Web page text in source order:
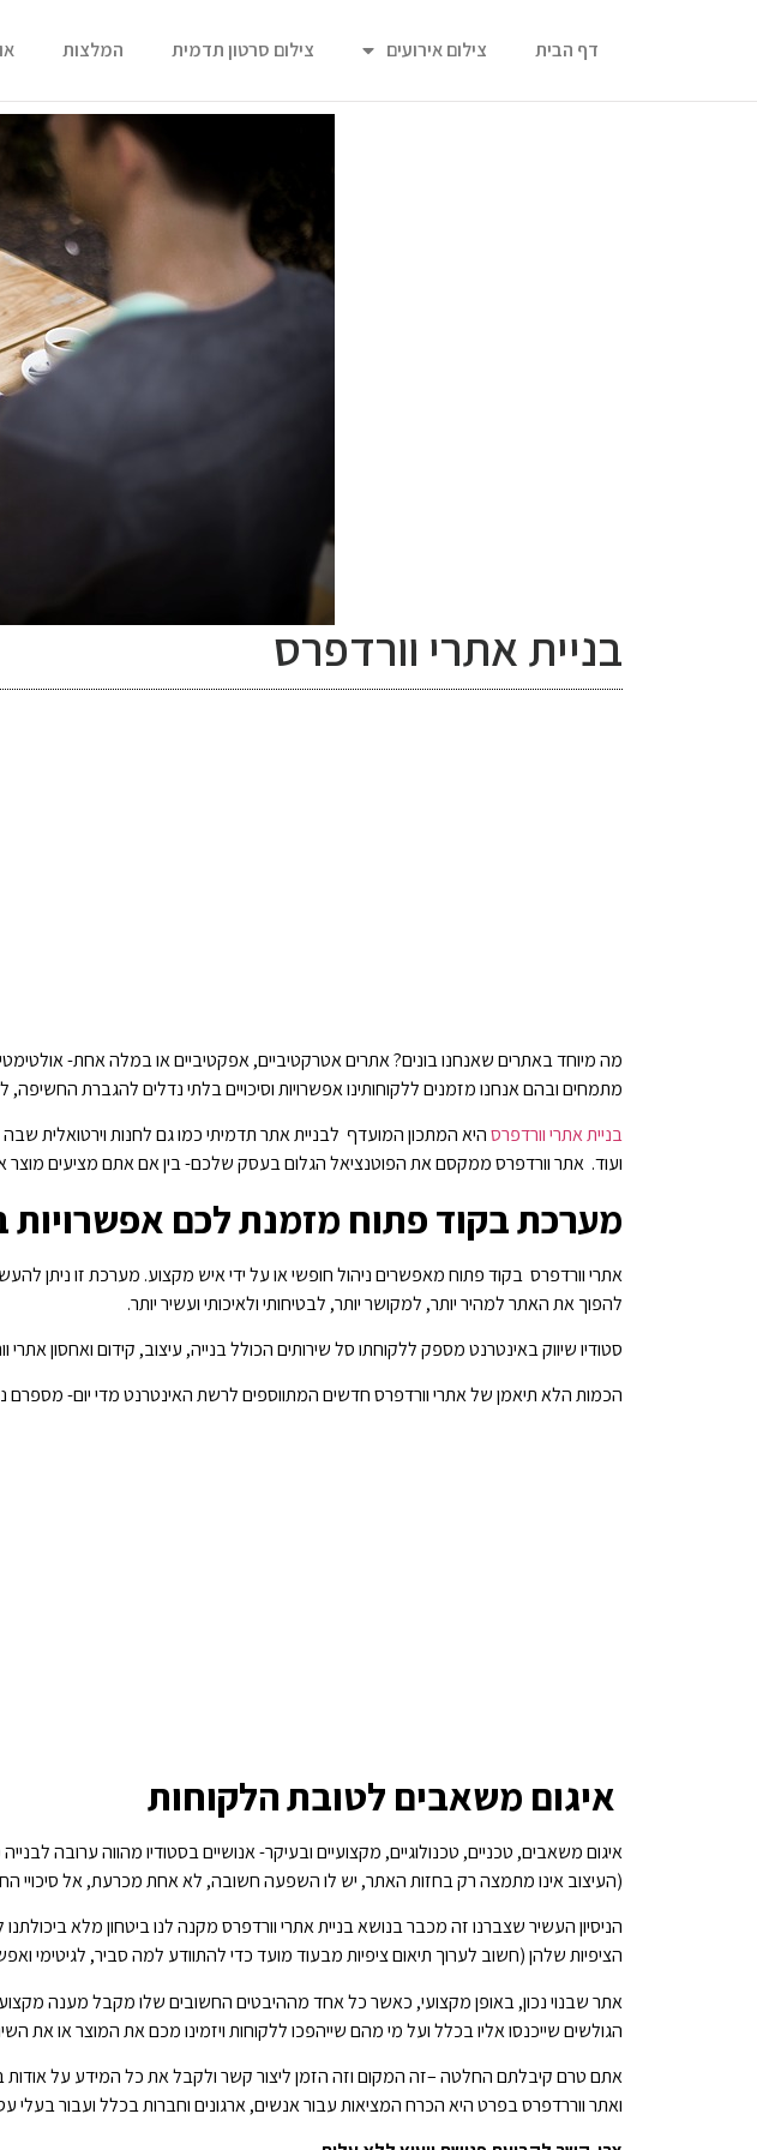
דף הבית צילום אירועים צילום סרטון תדמית המלצות
בניית אתרי וורדפרס
מה מיוחד באתרים שאנחנו בונים? אתרים אטרקטיביים, אפקטיביים או במלה אחת-
מתמחים ובהם אנחנו מזמנים ללקוחותינו אפשרויות וסיכויים בלתי נדלים להגברת
בניית אתרי וורדפרסהיא המתכון המועדף לבניית אתר תדמיתי כמו גם לחנות וירטואלית
ועוד. אתר וורדפרס ממקסם את הפוטנציאל הגלום בעסק שלכם- בין אם אתם מציעים מוצר
מערכת בקוד פתוח מזמנת לכם אפשרויות
אתרי וורדפרס בקוד פתוח מאפשרים ניהול חופשי או על ידי איש מקצוע. מערכת זו ניתן
להפוך את האתר למהיר יותר, למקושר יותר, לבטיחותי ולאיכותי ועשיר יותר.
סטודיו שיווק באינטרנט מספק ללקוחתו סל שירותים הכולל בנייה, עיצוב, קידום ואחסון
הכמות הלא תיאמן של אתרי וורדפרס חדשים המתווספים לרשת האינטרנט מדי יום- מספרם נאמד ב100.000 !- מעידה על הפופולאריות העצומה שלהם ועל כוחה
איגום משאבים לטובת הלקוחות
איגום משאבים, טכניים, טכנולוגיים, מקצועיים ובעיקר- אנושיים בסטודיו מהווה ערובה
(העיצוב אינו מתמצה רק בחזות האתר, יש לו השפעה חשובה, לא אחת מכרעת, אל סיכויי
הניסיון העשיר שצברנו זה מכבר בנושא בניית אתרי וורדפרס מקנה לנו ביטחון מלא
הציפיות שלהן (חשוב לערוך תיאום ציפיות מבעוד מועד כדי להתוודע למה סביר, לגיטימי
אתר שבנוי נכון, באופן מקצועי, כאשר כל אחד מההיבטים החשובים שלו מקבל מענה מקצועי,
הגולשים שייכנסו אליו בכלל ועל מי מהם שייהפכו ללקוחות ויזמינו מכם את המוצר או את
אתם טרם קיבלתם החלטה –זה המקום וזה הזמן ליצור קשר ולקבל את כל המידע על אודות
ואתר ווררדפרס בפרט היא הכרח המציאות עבור אנשים, ארגונים וחברות בכלל ועבור בעלי